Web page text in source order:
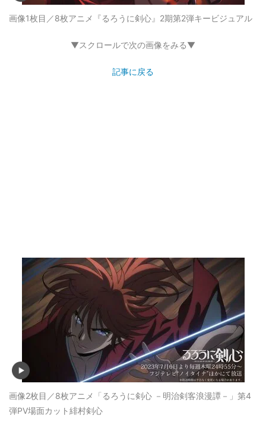
画像1枚目／8枚アニメ『るろうに剣心』2期第2弾キービジュアル
▼スクロールで次の画像をみる▼
記事に戻る
画像2枚目／8枚アニメ「るろうに剣心 －明治剣客浪漫譚－」第4
弾PV場面カット緋村剣心